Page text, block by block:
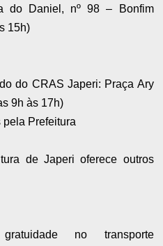
do Daniel, nº 98 – Bonfim
15h)
do CRAS Japeri: Praça Ary
9h às 17h)
Prefeitura
de Japeri oferece outros
no transporte